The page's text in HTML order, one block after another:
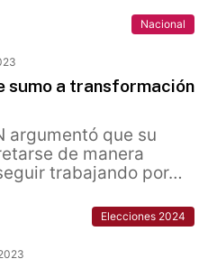
Nacional
sumo a transformación
argumentó que su
de manera
trabajando por…
Elecciones 2024